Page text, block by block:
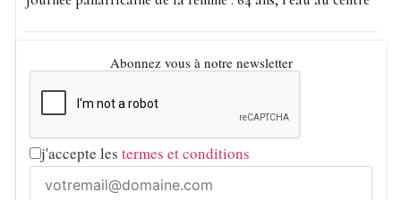
Abonnez vous à notre newsletter
j'accepte les termes et conditions